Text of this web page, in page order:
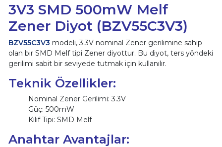
3V3 SMD 500mW Melf
Zener Diyot (BZV55C3V3)
BZV55C3V3 modeli, 3.3V nominal Zener gerilimine sahip
olan bir SMD Melf tipi Zener diyottur. Bu diyot, ters yöndeki
gerilimi sabit bir seviyede tutmak için kullanılır.
Teknik Özellikler:
Nominal Zener Gerilimi: 3.3V
Güç: 500mW
Kılıf Tipi: SMD Melf
Anahtar Avantajlar: